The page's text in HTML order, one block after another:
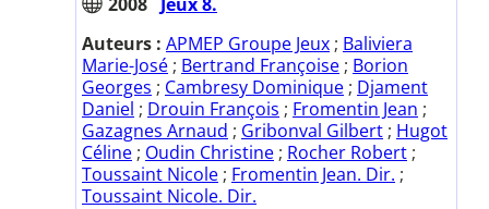
Auteurs : APMEP Groupe Jeux ; Baliviera
Marie-José ; Bertrand Françoise ; Borion
Georges ; Cambresy Dominique ; Djament
Daniel ; Drouin François ; Fromentin Jean ;
Gazagnes Arnaud ; Gribonval Gilbert ; Hugot
Céline ; Oudin Christine ; Rocher Robert ;
Toussaint Nicole ; Fromentin Jean. Dir. ;
Toussaint Nicole. Dir.